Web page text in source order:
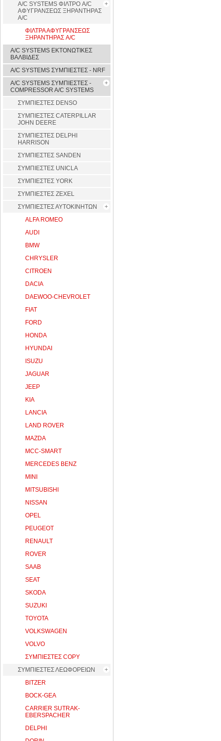
A/C SYSTEMS ΦΙΛΤΡΟ A/C
ΑΦΥΓΡΑΝΣΕΩΣ ΞΗΡΑΝΤΗΡΑΣ
A/C
ΦΙΛΤΡΑ ΑΦΥΓΡΑΝΣΕΩΣ
ΞΗΡΑΝΤΗΡΑΣ A/C
A/C SYSTEMS ΕΚΤΟΝΩΤΙΚΕΣ
ΒΑΛΒΙΔΕΣ
A/C SYSTEMS ΣΥΜΠΙΕΣΤΕΣ - NRF
A/C SYSTEMS ΣΥΜΠΙΕΣΤΕΣ -
COMPRESSOR A/C SYSTEMS
ΣΥΜΠΙΕΣΤΕΣ DENSO
ΣΥΜΠΙΕΣΤΕΣ CATERPILLAR
JOHN DEERE
ΣΥΜΠΙΕΣΤΕΣ DELPHI
HARRISON
ΣΥΜΠΙΕΣΤΕΣ SANDEN
ΣΥΜΠΙΕΣΤΕΣ UNICLA
ΣΥΜΠΙΕΣΤΕΣ YORK
ΣΥΜΠΙΕΣΤΕΣ ZEXEL
ΣΥΜΠΙΕΣΤΕΣ ΑΥΤΟΚΙΝΗΤΩΝ
ALFA ROMEO
AUDI
BMW
CHRYSLER
CITROEN
DACIA
DAEWOO-CHEVROLET
FIAT
FORD
HONDA
HYUNDAI
ISUZU
JAGUAR
JEEP
KIA
LANCIA
LAND ROVER
MAZDA
MCC-SMART
MERCEDES BENZ
MINI
MITSUBISHI
NISSAN
OPEL
PEUGEOT
RENAULT
ROVER
SAAB
SEAT
SKODA
SUZUKI
TOYOTA
VOLKSWAGEN
VOLVO
ΣΥΜΠΙΕΣΤΕΣ COPY
ΣΥΜΠΙΕΣΤΕΣ ΛΕΩΦΟΡΕΙΩΝ
BITZER
BOCK-GEA
CARRIER SUTRAK-
EBERSPACHER
DELPHI